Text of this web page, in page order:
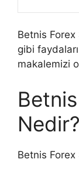
Betnis Forex
gibi
makalemizi
Nedir?
Betnis